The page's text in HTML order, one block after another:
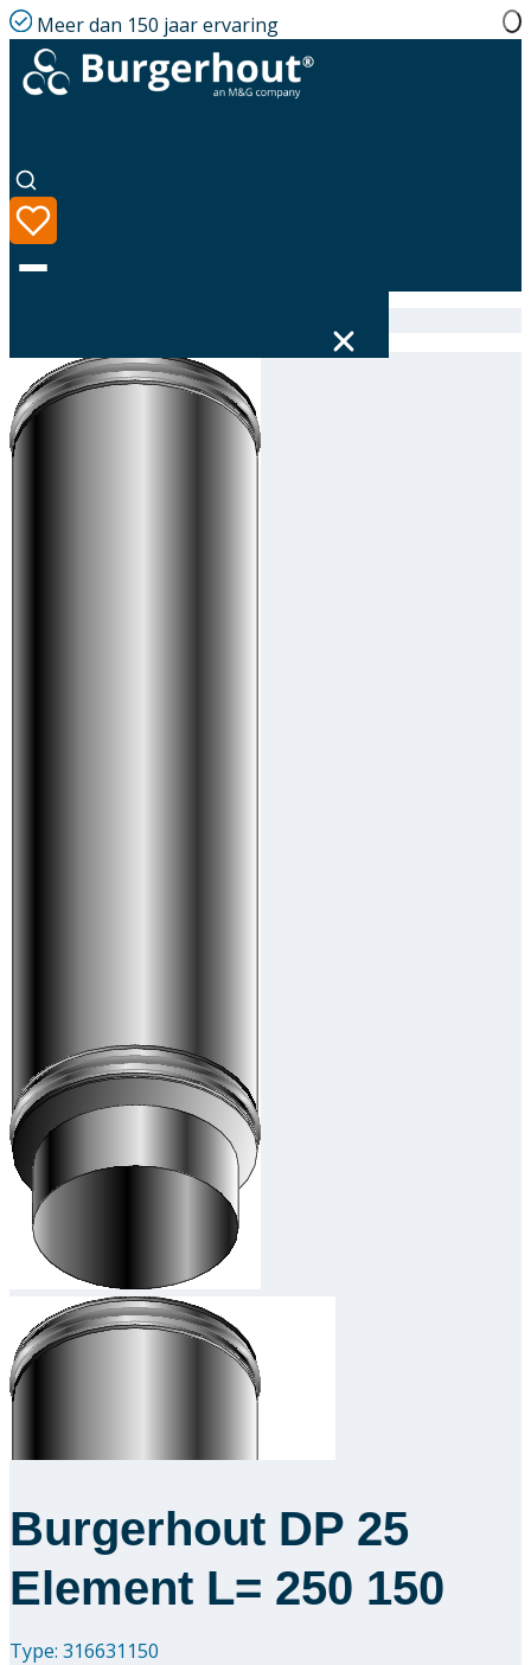
Meer dan 150 jaar ervaring
Taal
Burgerhout DP 25
Element L= 250 150
Type: 316631150